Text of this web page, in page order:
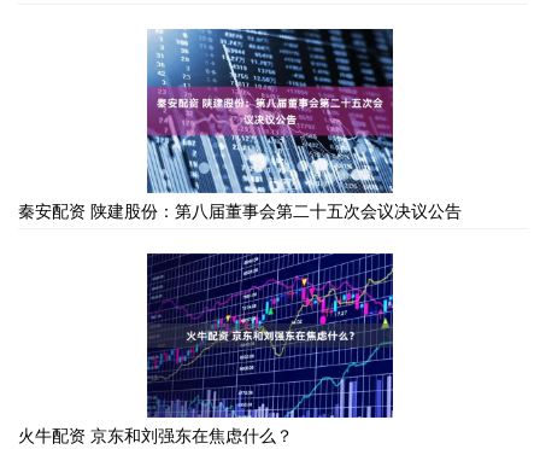
秦安配资 陕建股份：第八届董事会第二十五次会议决议公告
火牛配资 京东和刘强东在焦虑什么？